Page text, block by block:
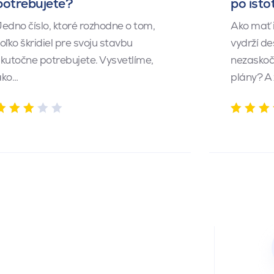
číslo, ktoré rozhodne o tom,
škridiel pre svoju stavbu
potrebujete. Vysvetlíme,
Ako mať
vydrží
plány? A